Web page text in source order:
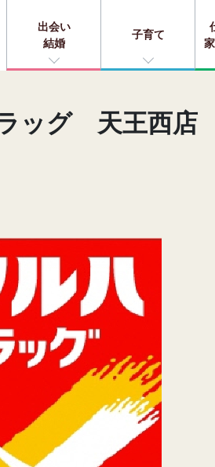
出会い
結婚
子育て
ッグ 天王西店